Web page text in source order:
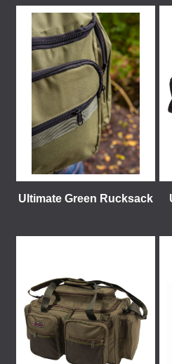
Ultimate Green Rucksack